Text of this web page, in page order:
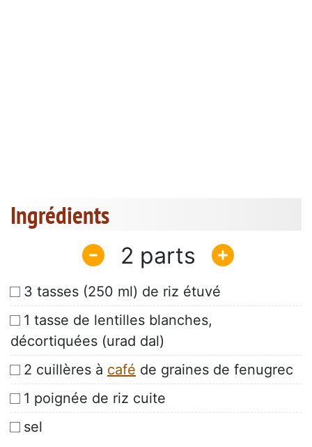
Ingrédients
2
3 tasses (250 ml) de riz étuvé
1 tasse de lentilles blanches,
décortiquées (urad dal)
2 cuillères à café de graines de fenugrec
1 poignée de riz cuite
sel